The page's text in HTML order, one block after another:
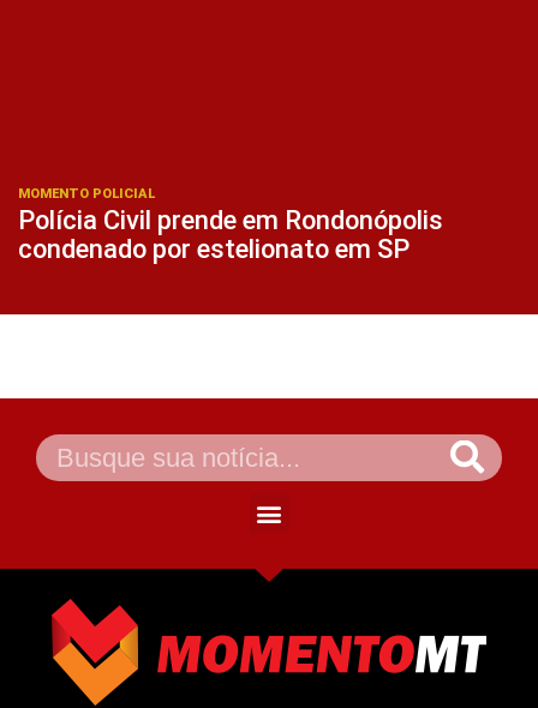
MOMENTO POLICIAL
Polícia Civil prende em Rondonópolis
condenado por estelionato em SP